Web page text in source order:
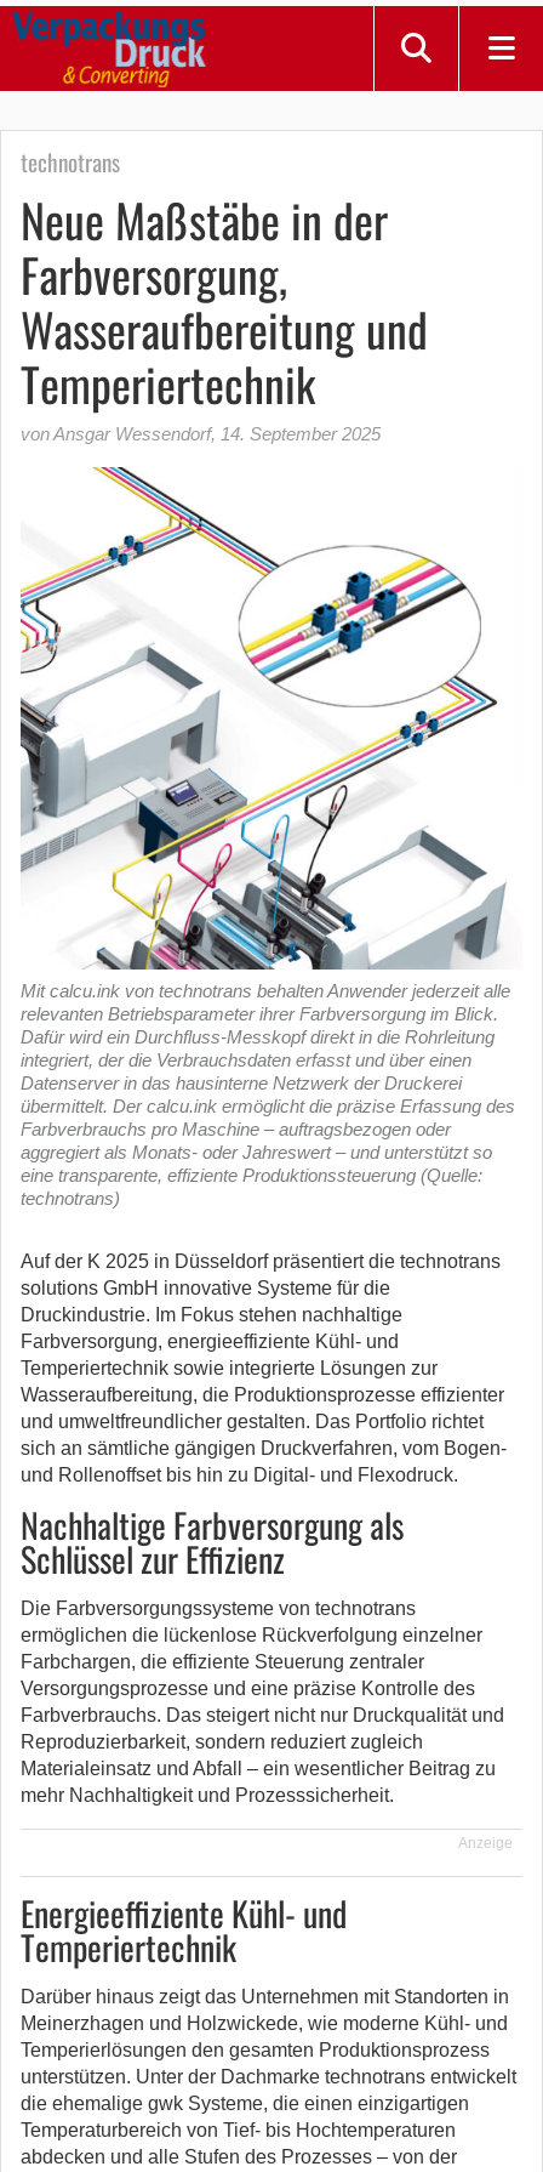
technotrans
Neue Maßstäbe in der
Farbversorgung,
Wasseraufbereitung und
Temperiertechnik
von Ansgar Wessendorf, 14. September 2025
Mit calcu.ink von technotrans behalten Anwender jederzeit alle
relevanten Betriebsparameter ihrer Farbversorgung im Blick.
Dafür wird ein Durchfluss-Messkopf direkt in die Rohrleitung
integriert, der die Verbrauchsdaten erfasst und über einen
Datenserver in das hausinterne Netzwerk der Druckerei
übermittelt. Der calcu.ink ermöglicht die präzise Erfassung des
Farbverbrauchs pro Maschine – auftragsbezogen oder
aggregiert als Monats- oder Jahreswert – und unterstützt so
eine transparente, effiziente Produktionssteuerung (Quelle:
technotrans)
Auf der K 2025 in Düsseldorf präsentiert die technotrans
solutions GmbH innovative Systeme für die
Druckindustrie. Im Fokus stehen nachhaltige
Farbversorgung, energieeffiziente Kühl- und
Temperiertechnik sowie integrierte Lösungen zur
Wasseraufbereitung, die Produktionsprozesse effizienter
und umweltfreundlicher gestalten. Das Portfolio richtet
sich an sämtliche gängigen Druckverfahren, vom Bogen-
und Rollenoffset bis hin zu Digital- und Flexodruck.
Nachhaltige Farbversorgung als
Schlüssel zur Effizienz
Die Farbversorgungssysteme von technotrans
ermöglichen die lückenlose Rückverfolgung einzelner
Farbchargen, die effiziente Steuerung zentraler
Versorgungsprozesse und eine präzise Kontrolle des
Farbverbrauchs. Das steigert nicht nur Druckqualität und
Reproduzierbarkeit, sondern reduziert zugleich
Materialeinsatz und Abfall – ein wesentlicher Beitrag zu
mehr Nachhaltigkeit und Prozesssicherheit.
Anzeige
Energieeffiziente Kühl- und
Temperiertechnik
Darüber hinaus zeigt das Unternehmen mit Standorten in
Meinerzhagen und Holzwickede, wie moderne Kühl- und
Temperierlösungen den gesamten Produktionsprozess
unterstützen. Unter der Dachmarke technotrans entwickelt
die ehemalige gwk Systeme, die einen einzigartigen
Temperaturbereich von Tief- bis Hochtemperaturen
abdecken und alle Stufen des Prozesses – von der